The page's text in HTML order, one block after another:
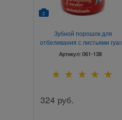
2
Зубной порошок для
отбеливания с листьями
90 г
Артикул:061-138
324 руб.